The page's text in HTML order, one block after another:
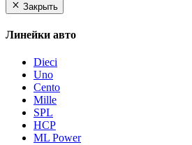
Закрыть
Линейки авто
Dieci
Uno
Cento
Mille
SPL
HCP
ML Power